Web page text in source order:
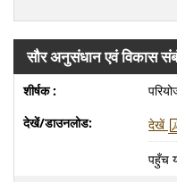
सौर अनुसंधान एवं विकास
देखें
पहुँच